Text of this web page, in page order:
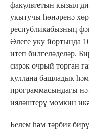
факультетын кызыл
укытучы һөнәренә
республикабызның
Әлеге уку йортында
итеп билгеләделәр.
сирәк очрый торган
куллана башладык
программасындагы
ияләштерү мөмкин
Белем һәм тәрбия